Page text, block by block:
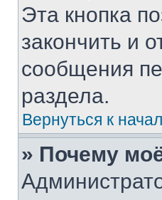
Эта кнопка
закончить и
сообщения
раздела.
Вернуться к
» Почему